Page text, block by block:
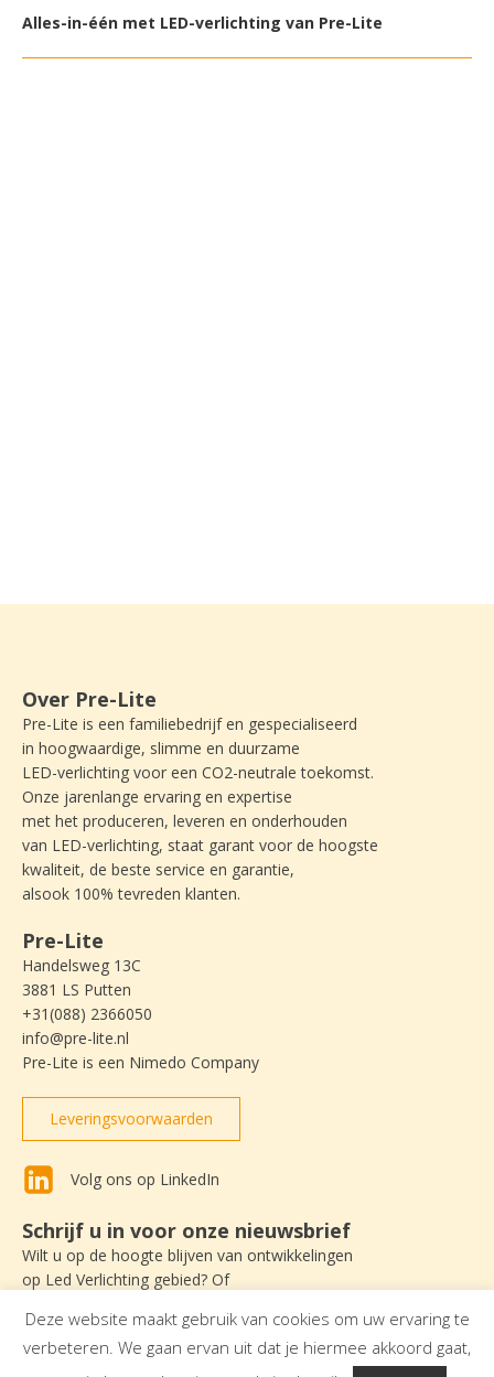
Alles-in-één met LED-verlichting van Pre-Lite
Over Pre-Lite
Pre-Lite is een familiebedrijf en gespecialiseerd
in hoogwaardige, slimme en duurzame
LED-verlichting voor een CO2-neutrale toekomst.
Onze jarenlange ervaring en expertise
met het produceren, leveren en onderhouden
van LED-verlichting, staat garant voor de hoogste
kwaliteit, de beste service en garantie,
alsook 100% tevreden klanten.
Pre-Lite
Handelsweg 13C
3881 LS Putten
+31(088) 2366050
info@pre-lite.nl
Pre-Lite is een Nimedo Company
Leveringsvoorwaarden
Volg ons op LinkedIn
Schrijf u in voor onze nieuwsbrief
Wilt u op de hoogte blijven van ontwikkelingen
op Led Verlichting gebied? Of
in om onze nieuwsbrief te ontvangen.
Deze website maakt gebruik van cookies om uw ervaring te
verbeteren. We gaan ervan uit dat je hiermee akkoord gaat,